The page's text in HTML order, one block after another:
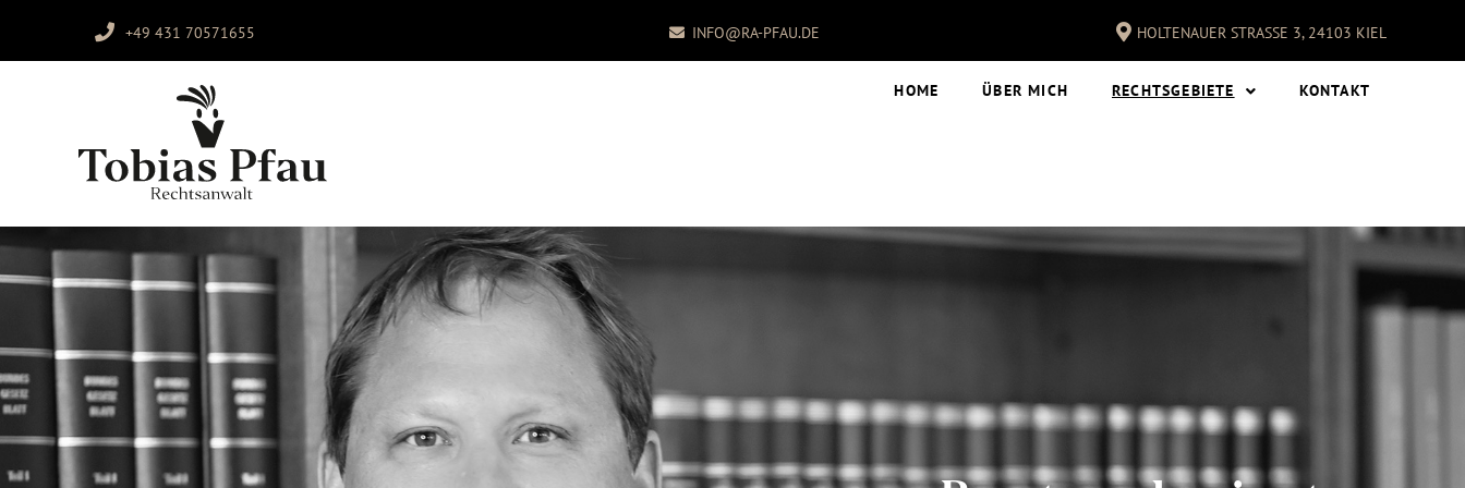
+49 431 70571655 INFO@RA-PFAU.DE HOLTENAUER STRASSE 3, 24103 KIEL
HOME ÜBER MICH RECHTSGEBIETE KONTAKT